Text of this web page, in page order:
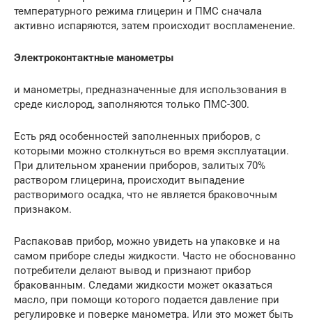
температурного режима глицерин и ПМС сначала
активно испаряются, затем происходит воспламенение.
Электроконтактные манометры
и манометры, предназначенные для использования в
среде кислород, заполняются только ПМС-300.
Есть ряд особенностей заполненных приборов, с
которыми можно столкнуться во время эксплуатации.
При длительном хранении приборов, залитых 70%
раствором глицерина, происходит выпадение
растворимого осадка, что не является браковочным
признаком.
Распаковав прибор, можно увидеть на упаковке и на
самом приборе следы жидкости. Часто не обоснованно
потребители делают вывод и признают прибор
бракованным. Следами жидкости может оказаться
масло, при помощи которого подается давление при
регулировке и поверке манометра. Или это может быть